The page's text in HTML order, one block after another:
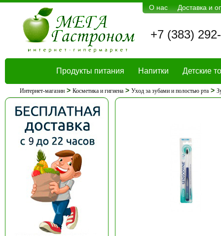
О нас Доставка и
+7 (383)
Продукты питания Напитки Детские
Интернет-магазин> Косметика и гигиена> Уход за зубами и полостью рта>